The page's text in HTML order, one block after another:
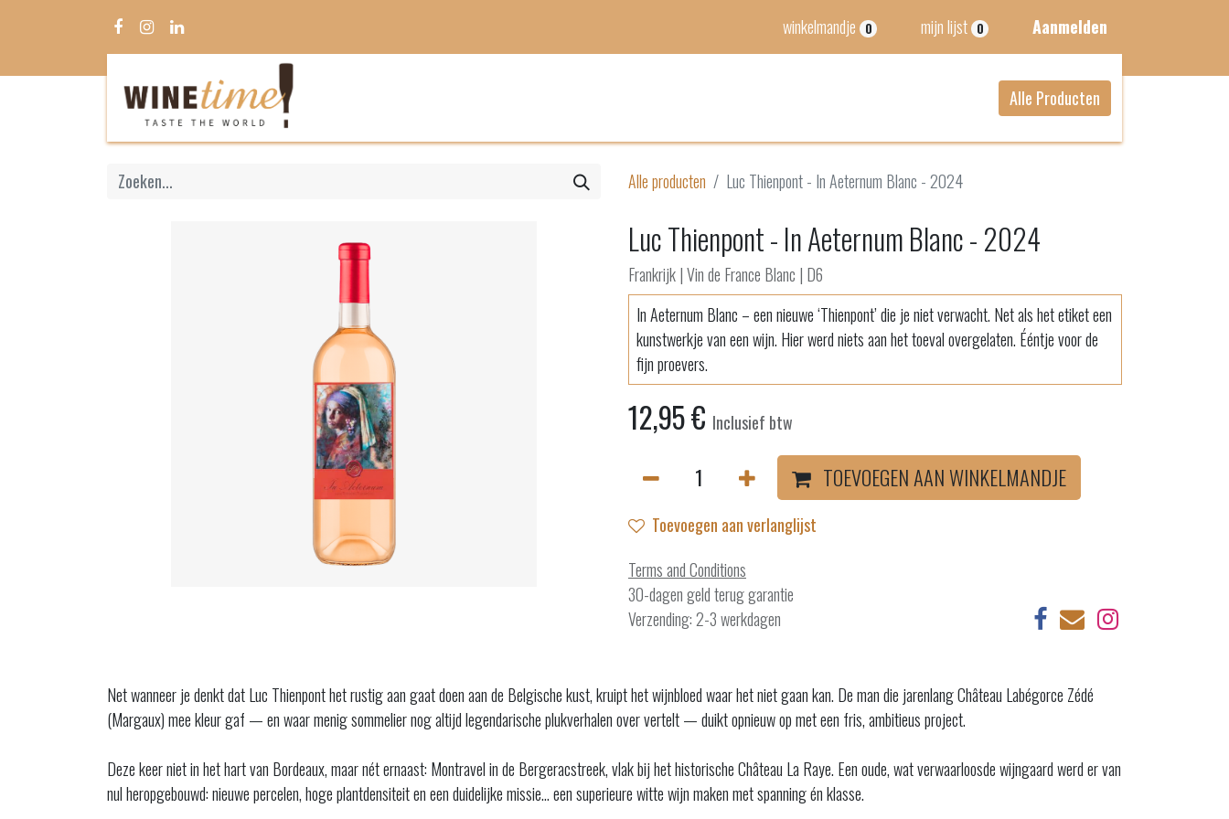
winkelmandje 0 mijn lijst 0 Aanmelden
Alle Producten
Alle producten Luc Thienpont - In Aeternum Blanc - 2024
Luc Thienpont - In Aeternum Blanc - 2024
Frankrijk | Vin de France Blanc | D6
In Aeternum Blanc – een nieuwe ‘Thienpont’ die je niet verwacht. Net als het etiket een
kunstwerkje van een wijn. Hier werd niets aan het toeval overgelaten. Ééntje voor de
fijn proevers.
12,95€ Inclusief btw
TOEVOEGEN AAN WINKELMANDJE
Toevoegen aan verlanglijst
Terms and Conditions
30-dagen geld terug garantie
Verzending: 2-3 werkdagen
Net wanneer je denkt dat Luc Thienpont het rustig aan gaat doen aan de Belgische kust, kruipt het wijnbloed waar het niet gaan kan. De man die jarenlang Château Labégorce Zédé
(Margaux) mee kleur gaf — en waar menig sommelier nog altijd legendarische plukverhalen over vertelt — duikt opnieuw op met een fris, ambitieus project.
Deze keer niet in het hart van Bordeaux, maar nét ernaast: Montravel in de Bergeracstreek, vlak bij het historische Château La Raye. Een oude, wat verwaarloosde wijngaard werd er van
nul heropgebouwd: nieuwe percelen, hoge plantdensiteit en een duidelijke missie… een superieure witte wijn maken met spanning én klasse.